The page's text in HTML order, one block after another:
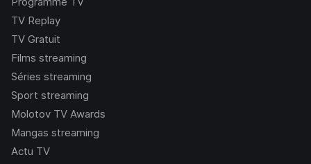
TV Replay
TV Gratuit
Films streaming
Séries streaming
Sport streaming
Molotov TV Awards
Mangas streaming
Actu TV